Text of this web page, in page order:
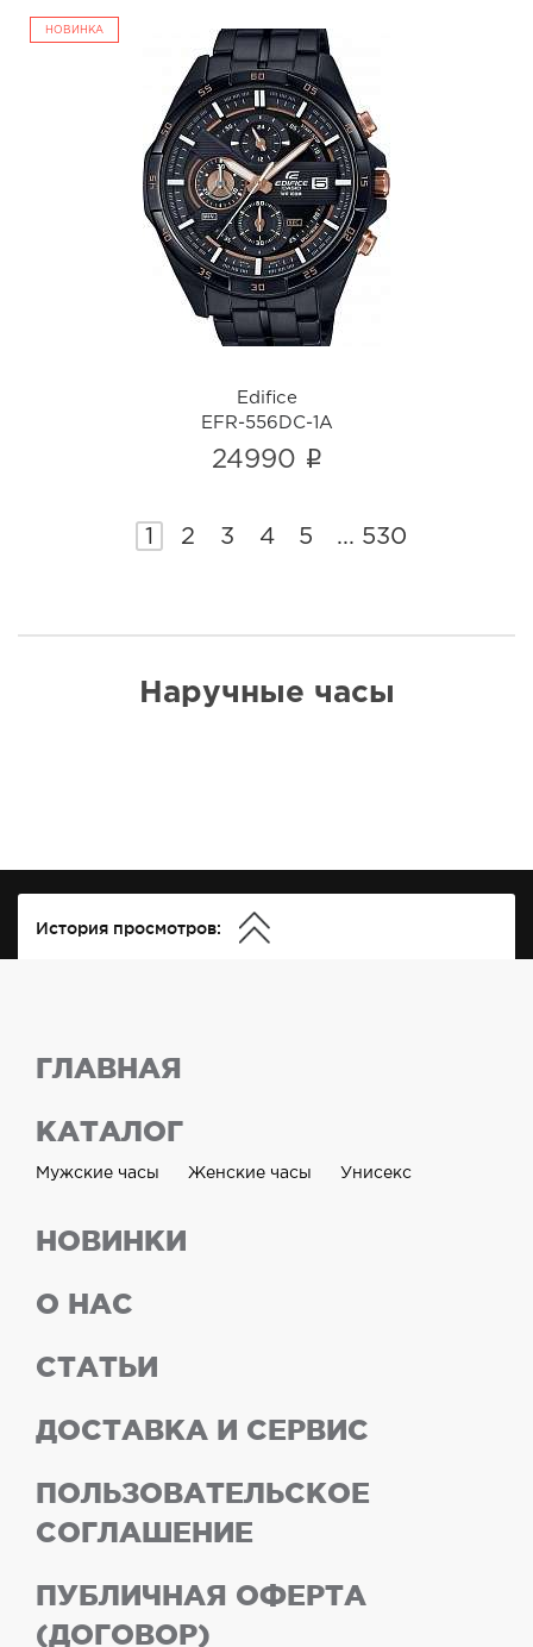
НОВИНКА
Edifice
EFR-556DC-1A
i
Edifice
EFR-556DC-1A
24990 i
1 2 3 4 5 530
Наручные часы
История просмотров:
ГЛАВНАЯ
КАТАЛОГ
Мужские часы Женские часы Унисекс
НОВИНКИ
О НАС
СТАТЬИ
ДОСТАВКА И СЕРВИС
ПОЛЬЗОВАТЕЛЬСКОЕ
СОГЛАШЕНИЕ
ПУБЛИЧНАЯ ОФЕРТА
(ДОГОВОР)